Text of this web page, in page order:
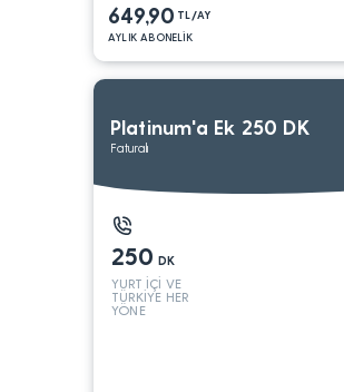
649,90 TL/AY
AYLIK ABONELİK
Platinum'a Ek 250 DK
Faturalı
250 DK
YURT İÇİ VE
TÜRKİYE HER
YÖNE